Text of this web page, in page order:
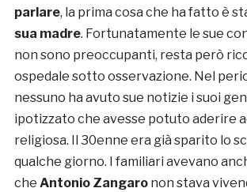
parlare, la prima cosa che ha fatto è
sua madre. Fortunatamente le sue
non sono preoccupanti, resta però
ospedale sotto osservazione. Nel
nessuno ha avuto sue notizie i suoi
ipotizzato che avesse potuto aderire
religiosa. Il 30enne era già sparito lo
qualche giorno. I familiari avevano
che Antonio Zangaronon stava